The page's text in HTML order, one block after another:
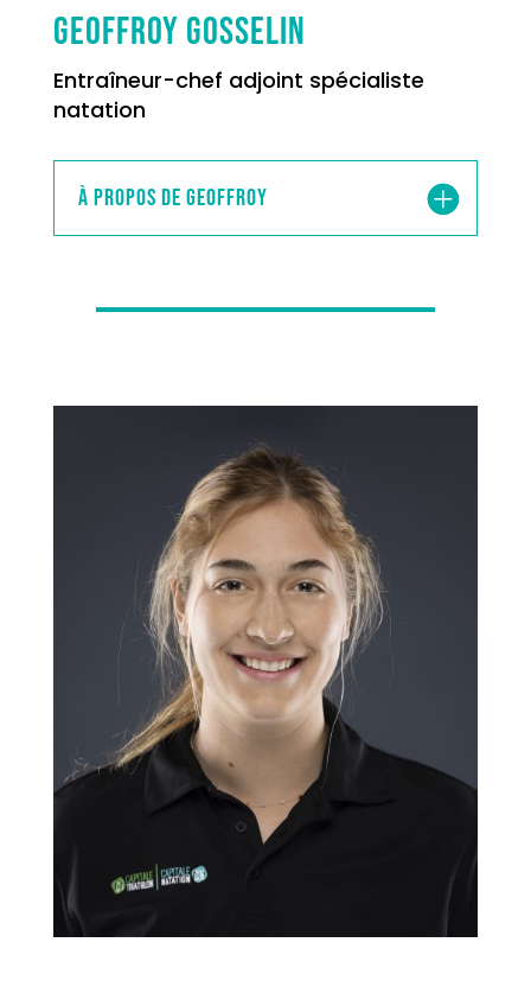
Geoffroy Gosselin
Entraîneur-chef adjoint spécialiste
natation
À propos de Geoffroy